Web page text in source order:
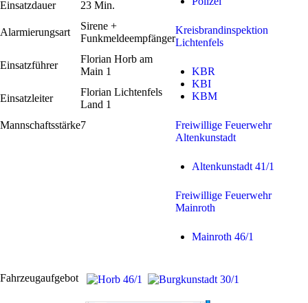
Einsatzdauer
23 Min.
Alarmierungsart
Sirene +
Funkmeldeempfänger
Einsatzführer
Florian Horb am
Main 1
Einsatzleiter
Florian Lichtenfels
Land 1
Mannschaftsstärke7
Kreisbrandinspektion
Lichtenfels
KBR
KBI
KBM
Freiwillige Feuerwehr
Altenkunstadt
Altenkunstadt 41/1
Freiwillige Feuerwehr
Mainroth
Mainroth 46/1
Fahrzeugaufgebot